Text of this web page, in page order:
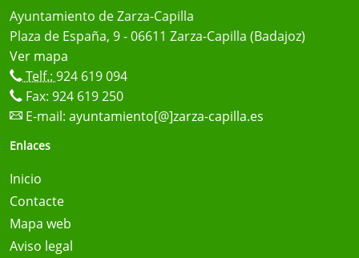
Ayuntamiento de Zarza-Capilla
Plaza de España, 9 - 06611 Zarza-Capilla (Badajoz)
Ver mapa
Telf.: 924 619 094
Fax: 924 619 250
E-mail: ayuntamiento[@]zarza-capilla.es
Enlaces
Inicio
Contacte
Mapa web
Aviso legal